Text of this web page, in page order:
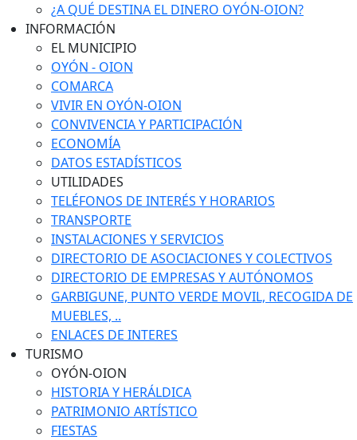
¿A QUÉ DESTINA EL DINERO OYÓN-OION?
INFORMACIÓN
EL MUNICIPIO
OYÓN - OION
COMARCA
VIVIR EN OYÓN-OION
CONVIVENCIA Y PARTICIPACIÓN
ECONOMÍA
DATOS ESTADÍSTICOS
UTILIDADES
TELÉFONOS DE INTERÉS Y HORARIOS
TRANSPORTE
INSTALACIONES Y SERVICIOS
DIRECTORIO DE ASOCIACIONES Y COLECTIVOS
DIRECTORIO DE EMPRESAS Y AUTÓNOMOS
GARBIGUNE, PUNTO VERDE MOVIL, RECOGIDA DE
MUEBLES, ..
ENLACES DE INTERES
TURISMO
OYÓN-OION
HISTORIA Y HERÁLDICA
PATRIMONIO ARTÍSTICO
FIESTAS